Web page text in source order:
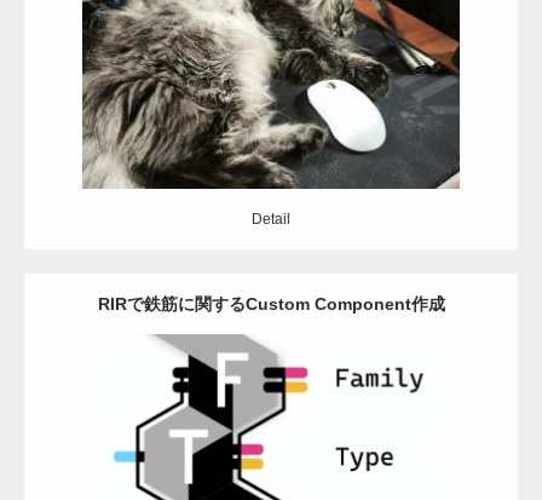
Category:Revit Rhinoceros アドイン C#
Detail
Detail
RIRで鉄筋に関するCustom Component作成
Category: Grasshopper
Detail